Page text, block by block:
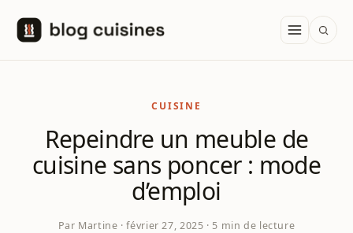
CUISINE
Repeindre un meuble de
cuisine sans poncer : mode
d’emploi
Par Martine · février 27, 2025 · 5 min de lecture